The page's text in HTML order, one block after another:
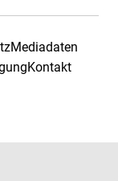
Mediadaten
Kontakt